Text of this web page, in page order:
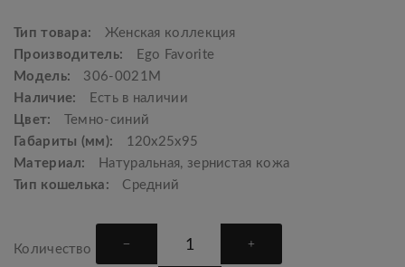
Тип товара:
Женская коллекция
Производитель:
Ego Favorite
Модель:
306-0021М
Наличие:
Есть в наличии
Цвет:
Темно-синий
Габариты (мм):
120x25x95
Материал:
Натуральная, зернистая кожа
Тип кошелька:
Средний
Количество